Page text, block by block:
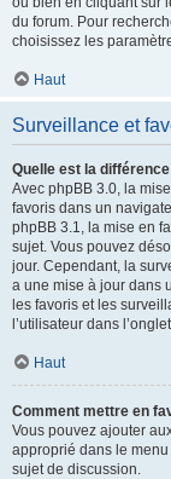
du forum. Pour
choisissez les
Haut
Surveillance et
Quelle est la
Avec phpBB 3.0, la
favoris dans un
phpBB 3.1, la mise en
sujet. Vous pouvez
jour. Cependant, la
a une mise à jour dans
les favoris et les
l’utilisateur dans
Haut
Comment mettre en
Vous pouvez ajouter
approprié dans le
sujet de discussion.